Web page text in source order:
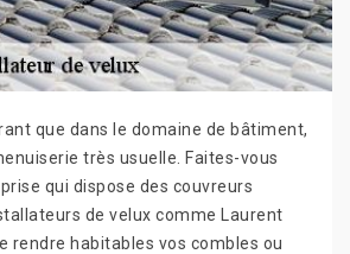
que dans le domaine de bâtiment,
très usuelle. Faites-vous
qui dispose des couvreurs
de velux comme Laurent
rendre habitables vos combles ou